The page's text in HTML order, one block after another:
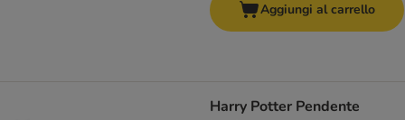
Aggiungi al carrello
Harry Potter Pendente